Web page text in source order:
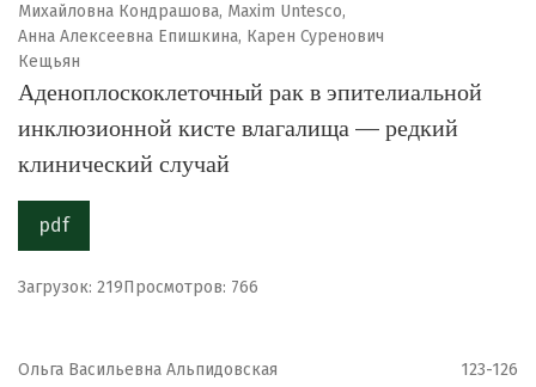
Михайловна Кондрашова, Maxim Untesco,
Анна Алексеевна Епишкина, Карен Суренович
Кещьян
Аденоплоскоклеточный рак в эпителиальной
инклюзионной кисте влагалища — редкий
клинический случай
pdf
Загрузок: 219Просмотров: 766
Ольга Васильевна Альпидовская 123-126